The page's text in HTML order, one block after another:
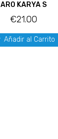
ARO KARYA S
€21.00
Añadir al Carrito